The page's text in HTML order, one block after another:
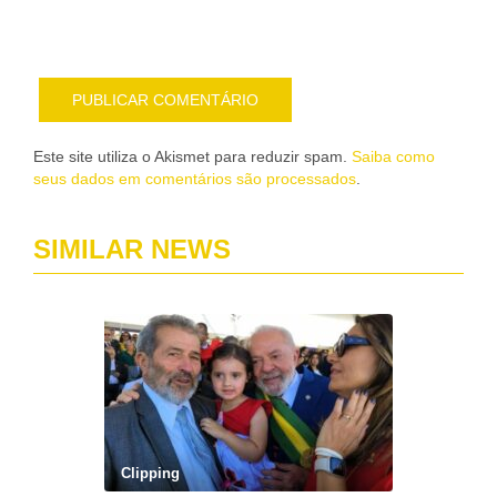
Este site utiliza o Akismet para reduzir spam. Saiba como
seus dados em comentários são processados
SIMILAR NEWS
Clipping